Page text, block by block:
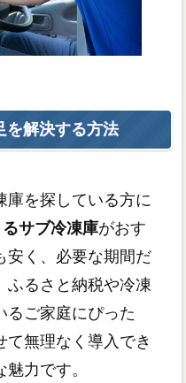
を解決する方法
庫を探している方に
サブ冷凍庫がおす
安く、必要な期間だ
ふるさと納税や冷凍
るご家庭にぴった
て無理なく導入でき
力です。